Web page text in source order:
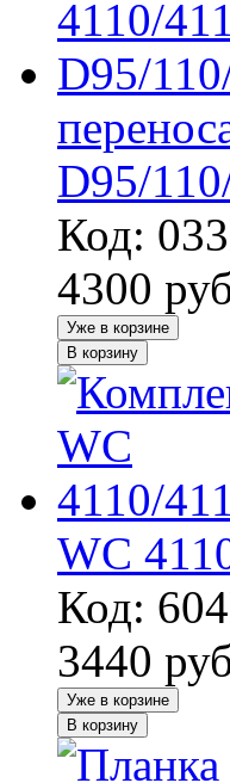
D95/
Код:
4300
Уже в корзине
В корзину
WC
Код:
3440
Уже в корзине
В корзину